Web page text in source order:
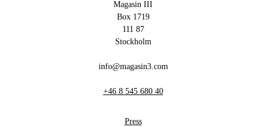
Magasin III
Box 1719
111 87
Stockholm
info@magasin3.com
+46 8 545 680 40
Press